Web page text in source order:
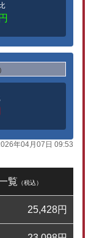
年04月07日 09:53
覧 （税込）
25,428円